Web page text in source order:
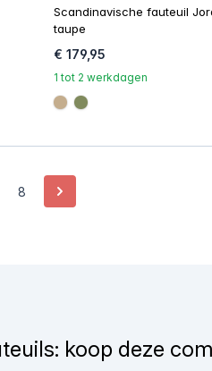
Scandinavische fauteuil
taupe
€ 179,95
1 tot 2 werkdagen
#c4ad8d
#808a5d
8 Volgende
: koop deze